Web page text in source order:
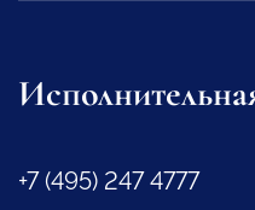
+7 (495) 247 4777